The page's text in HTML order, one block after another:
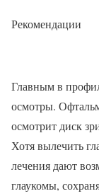
Рекомендации
Главным в
осмотры.
осмотрит диск
Хотя вылечить
лечения дают
глаукомы,